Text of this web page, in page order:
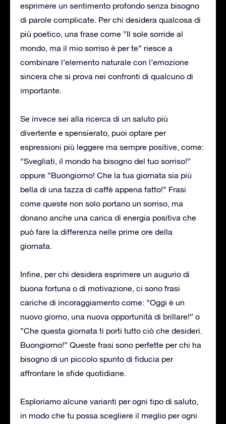
esprimere un sentimento profondo senza bisogno
di parole complicate. Per chi desidera qualcosa di
più poetico, una frase come ”Il sole sorride al
mondo, ma il mio sorriso è per te” riesce a
combinare l’elemento naturale con l’emozione
sincera che si prova nei confronti di qualcuno di
importante.
Se invece sei alla ricerca di un saluto più
divertente e spensierato, puoi optare per
espressioni più leggere ma sempre positive, come:
”Svegliati, il mondo ha bisogno del tuo sorriso!”
oppure ”Buongiorno! Che la tua giornata sia più
bella di una tazza di caffè appena fatto!” Frasi
come queste non solo portano un sorriso, ma
donano anche una carica di energia positiva che
può fare la differenza nelle prime ore della
giornata.
Infine, per chi desidera esprimere un augurio di
buona fortuna o di motivazione, ci sono frasi
cariche di incoraggiamento come: ”Oggi è un
nuovo giorno, una nuova opportunità di brillare!” o
”Che questa giornata ti porti tutto ciò che desideri.
Buongiorno!” Queste frasi sono perfette per chi ha
bisogno di un piccolo spunto di fiducia per
affrontare le sfide quotidiane.
Esploriamo alcune varianti per ogni tipo di saluto,
in modo che tu possa scegliere il meglio per ogni